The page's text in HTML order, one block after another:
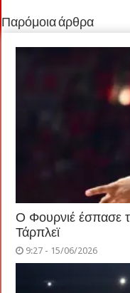
Παρόμοια άρθρα
Ο Φουρνιέ έσπασε
Τάρπλεϊ
9:27 - 15/06/2026